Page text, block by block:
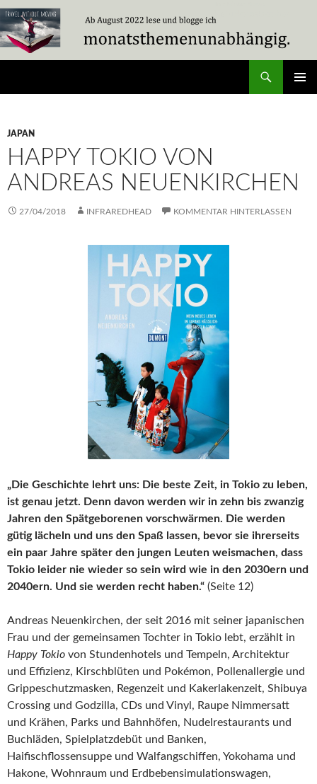
Zum
Inhalt
springen
JAPAN
HAPPY TOKIO VON
ANDREAS NEUENKIRCHEN
27/04/2018 INFRAREDHEAD KOMMENTAR HINTERLASSEN
„Die Geschichte lehrt uns: Die beste Zeit, in Tokio zu leben,
ist genau jetzt. Denn davon werden wir in zehn bis zwanzig
Jahren den Spätgeborenen vorschwärmen. Die werden
gütig lächeln und uns den Spaß lassen, bevor sie ihrerseits
ein paar Jahre später den jungen Leuten weismachen, dass
Tokio leider nie wieder so sein wird wie in den 2030ern und
2040ern. Und sie werden recht haben.“ (Seite 12)
Andreas Neuenkirchen, der seit 2016 mit seiner japanischen
Frau und der gemeinsamen Tochter in Tokio lebt, erzählt in
Happy Tokio von Stundenhotels und Tempeln, Architektur
und Effizienz, Kirschblüten und Pokémon, Pollenallergie und
Grippeschutzmasken, Regenzeit und Kakerlakenzeit, Shibuya
Crossing und Godzilla, CDs und Vinyl, Raupe Nimmersatt
und Krähen, Parks und Bahnhöfen, Nudelrestaurants und
Buchläden, Spielplatzdebüt und Banken,
Haifischflossensuppe und Walfangschiffen, Yokohama und
Hakone, Wohnraum und Erdbebensimulationswagen,